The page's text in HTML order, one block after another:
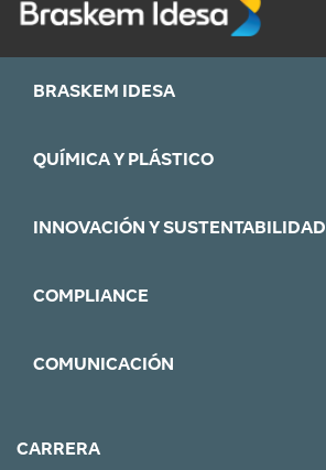
BRASKEM IDESA
QUÍMICA Y PLÁSTICO
INNOVACIÓN Y SUSTENTABILIDAD
COMPLIANCE
COMUNICACIÓN
CARRERA